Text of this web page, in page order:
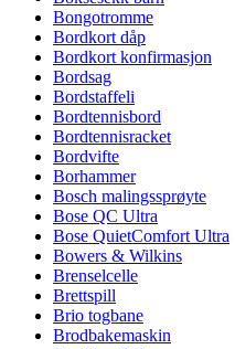
Bongotromme
Bordkort dåp
Bordkort konfirmasjon
Bordsag
Bordstaffeli
Bordtennisbord
Bordtennisracket
Bordvifte
Borhammer
Bosch malingssprøyte
Bose QC Ultra
Bose QuietComfort Ultra
Bowers & Wilkins
Brenselcelle
Brettspill
Brio togbane
Brodbakemaskin